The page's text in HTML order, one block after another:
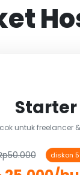
Starter
untuk freelancer &
diskon